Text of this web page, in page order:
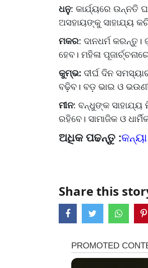
ଧନୁ: କାର୍ଯ୍ୟରେ ଉନ୍ନତି
ଅସହାୟଙ୍କୁ ସାହାଯ୍ୟ
ମକର: ଦାନଧର୍ମ
ହେବ। ମହିଳା
କୁମ୍ଭ: ଦୀର୍ଘ ଦିନ
ବଢ଼ିବ। ବଡ଼ ଭାଇ ଓ
ମୀନ: ବନ୍ଧୁଙ୍କ ସାହାଯ୍ୟ
ରହିବେ। ସାମାଜିକ ଓ
ଅଧିକ ପଢନ୍ତୁ :
Share this